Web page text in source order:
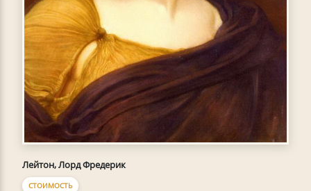
Лейтон, Лорд Фредерик
СТОИМОСТЬ